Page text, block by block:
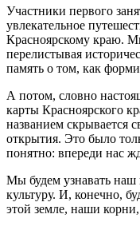
Участники первого
увлекательное
Красноярскому краю.
перелистывая
память о том, как
А потом, словно
карты Красноярского
названием скрывается
открытия. Это было
понятно: впереди нас
Мы будем узнавать наш
культуру. И, конечно,
этой земле, наши